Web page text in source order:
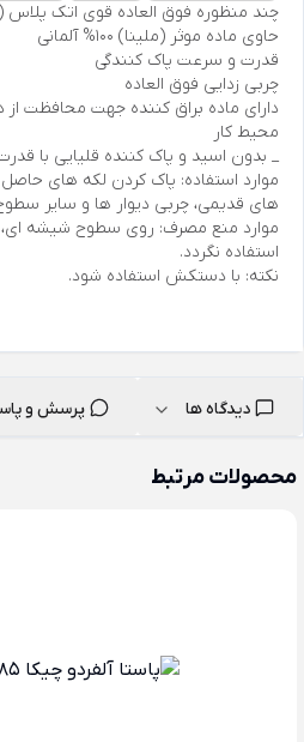
چند منظوره فوق العاده قوی اتک
حاوی ماده موثر (ملینا) 100% آلمانی
قدرت و سرعت پاک کنندگی
چربی زدایی فوق العاده
دارای ماده براق کننده جهت محافظت از
محیط کار
_ بدون اسید و پاک کننده قلیایی با
موارد استفاده: پاک کردن لکه های حاصل
های قدیمی، چربی دیوار ها و سایر
موارد منع مصرف: روی سطوح شیشه
استفاده نگردد.
نکته: با دستکش استفاده شود.
دیدگاه ها پرسش و
محصولات مرتبط